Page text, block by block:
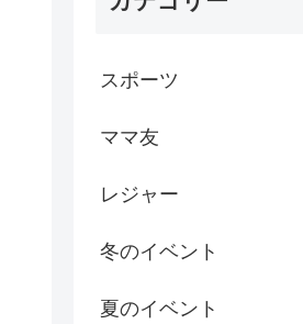
スポーツ
ママ友
レジャー
冬のイベント
夏のイベント